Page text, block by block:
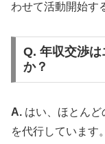
わせて活動開始す
Q. 年収交渉
か？
A. はい、ほとん
を代行しています